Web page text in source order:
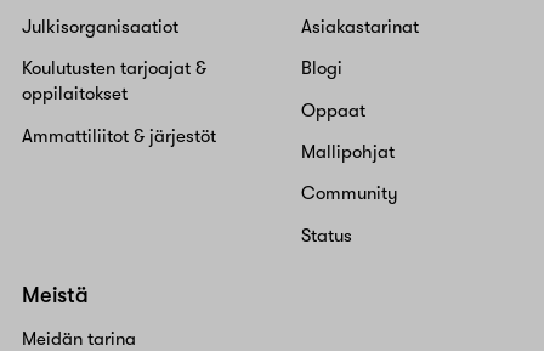
Julkisorganisaatiot
Koulutusten tarjoajat &
oppilaitokset
Ammattiliitot & järjestöt
Asiakastarinat
Blogi
Oppaat
Mallipohjat
Community
Status
Meistä
Meidän tarina